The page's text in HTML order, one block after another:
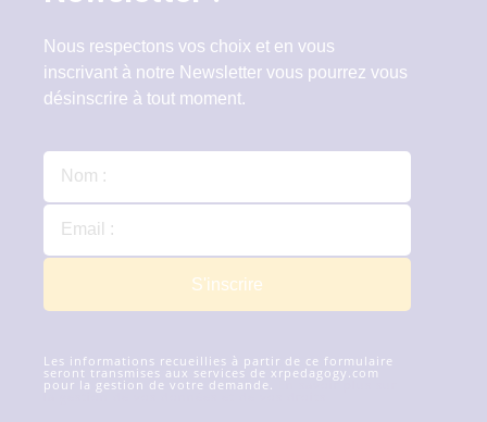
Nous respectons vos choix et en vous
inscrivant à notre Newsletter vous pourrez vous
désinscrire à tout moment.
S'inscrire
Les informations recueillies à partir de ce formulaire
seront transmises aux services de xrpedagogy.com
pour la gestion de votre demande. En savoir plus sur
la gestion de vos données et de vos droits